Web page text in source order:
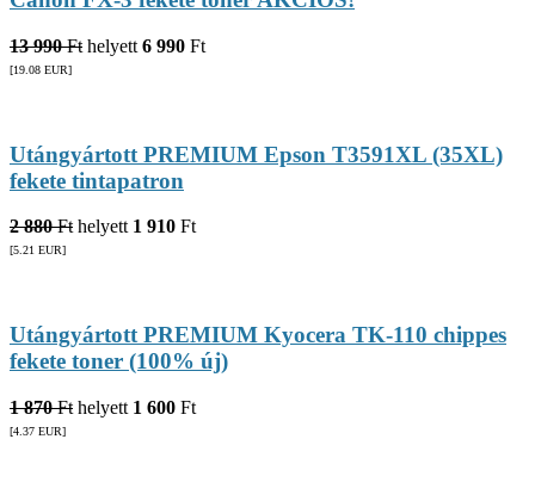
13 990 Ft helyett 6 990 Ft
[19.08 EUR]
Utángyártott PREMIUM Epson T3591XL (35XL)
fekete tintapatron
2 880 Ft helyett 1 910 Ft
[5.21 EUR]
Utángyártott PREMIUM Kyocera TK-110 chippes
fekete toner (100% új)
1 870 Ft helyett 1 600 Ft
[4.37 EUR]